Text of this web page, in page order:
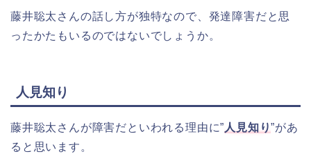
藤井聡太さんの話し方が独特なので、発達障害だと思
ったかたもいるのではないでしょうか。
人見知り
藤井聡太さんが障害だといわれる理由に” 人見知り”があ
ると思います。